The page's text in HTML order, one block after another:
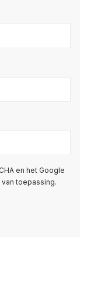
en het Google
van toepassing.